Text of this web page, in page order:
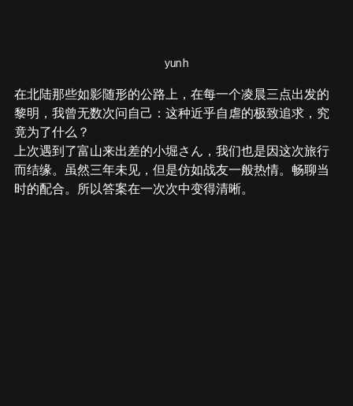
yun h
在北陆那些如影随形的公路上，在每一个凌晨三点出发的
黎明，我曾无数次问自己：这种近乎自虐的极致追求，究
竟为了什么？
上次遇到了富山来出差的小堀さん，我们也是因这次旅行
而结缘。虽然三年未见，但是仿如战友一般热情。畅聊当
时的配合。所以答案在一次次中变得清晰。